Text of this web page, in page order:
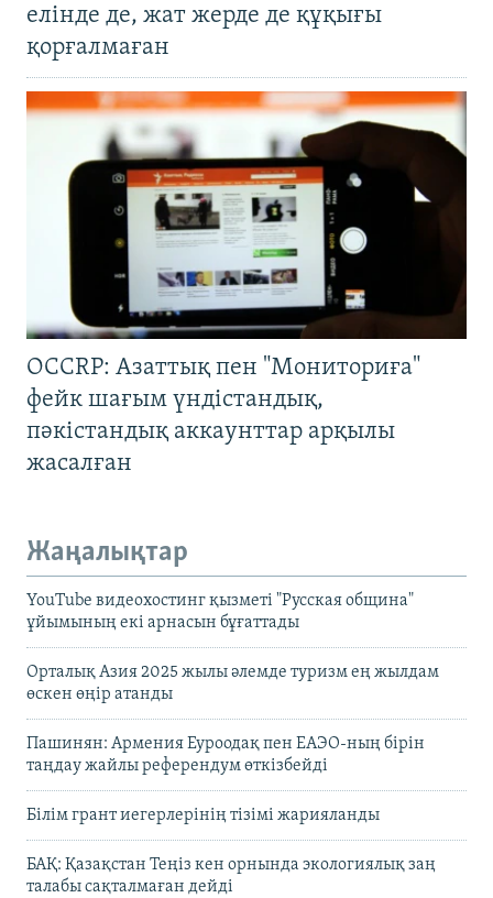
елінде де, жат жерде де құқығы
қорғалмаған
OCCRP: Азаттық пен "Мониториға"
фейк шағым үндістандық,
пәкістандық аккаунттар арқылы
жасалған
Жаңалықтар
YouTube видеохостинг қызметі "Русская община"
ұйымының екі арнасын бұғаттады
Орталық Азия 2025 жылы әлемде туризм ең жылдам
өскен өңір атанды
Пашинян: Армения Еуроодақ пен ЕАЭО-ның бірін
таңдау жайлы референдум өткізбейді
Білім грант иегерлерінің тізімі жарияланды
БАҚ: Қазақстан Теңіз кен орнында экологиялық заң
талабы сақталмаған дейді